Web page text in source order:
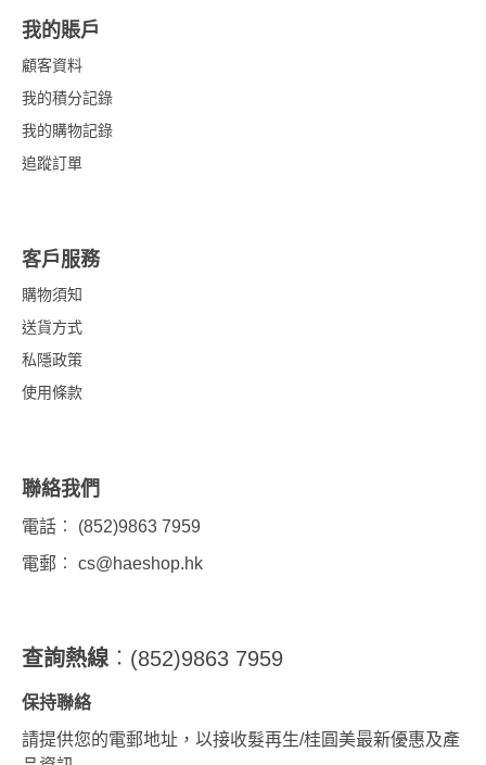
我的賬戶
顧客資料
我的積分記錄
我的購物記錄
追蹤訂單
客戶服務
購物須知
送貨方式
私隱政策
使用條款
聯絡我們
電話︰ (852)9863 7959
電郵︰ cs@haeshop.hk
查詢熱線 ︰(852)9863 7959
保持聯絡
請提供您的電郵地址，以接收髮再生/桂圓美最新優惠及產